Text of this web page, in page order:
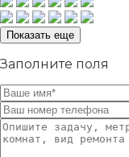
Показать еще
Заполните поля